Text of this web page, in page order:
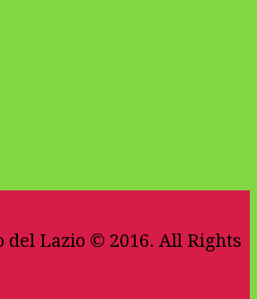
del Lazio © 2016. All Rights